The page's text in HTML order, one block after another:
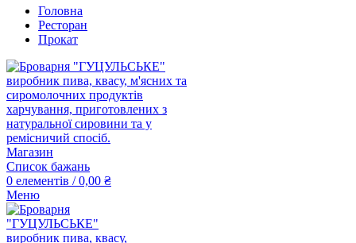
Головна
Ресторан
Прокат
Магазин
Список бажань
0 елементів / 0,00 ₴
Меню